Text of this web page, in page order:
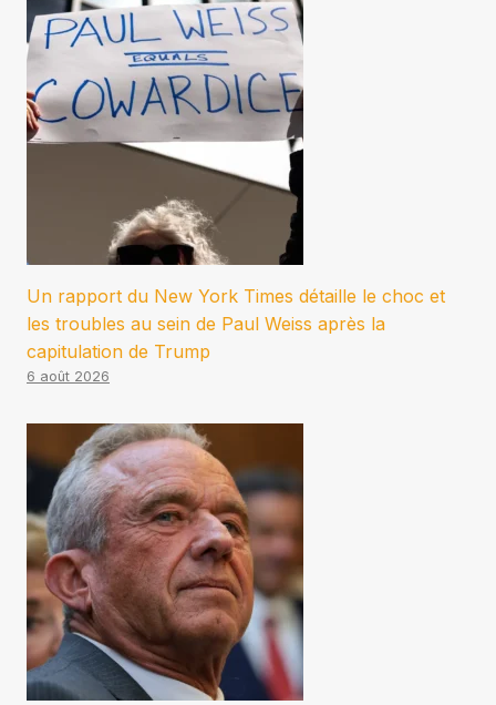
Un rapport du New York Times détaille le choc et
les troubles au sein de Paul Weiss après la
capitulation de Trump
6 août 2026